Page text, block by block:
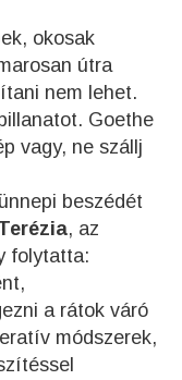
okosak
útra
nem lehet.
Goethe
vagy, ne szállj
beszédét
, az
folytatta:
a rátok váró
módszerek,